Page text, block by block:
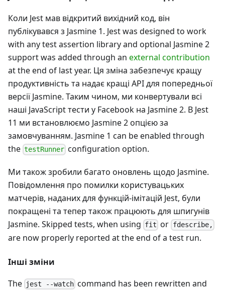
Коли Jest мав відкритий вихідний код, він
публікувався з Jasmine 1. Jest was designed to work
with any test assertion library and optional Jasmine 2
support was added through an external contribution
at the end of last year. Ця зміна забезпечує кращу
продуктивність та надає кращі API для попередньої
версії Jasmine. Таким чином, ми конвертували всі
наші JavaScript тести у Facebook на Jasmine 2. В Jest
11 ми встановлюємо Jasmine 2 опцією за
замовчуванням. Jasmine 1 can be enabled through
the testRunner configuration option.
Ми також зробили багато оновлень щодо Jasmine.
Повідомлення про помилки користувацьких
матчерів, наданих для функцій-імітацій Jest, були
покращені та тепер також працюють для шпигунів
Jasmine. Skipped tests, when using fit or fdescribe,
are now properly reported at the end of a test run.
Інші зміни
The jest --watch command has been rewritten and